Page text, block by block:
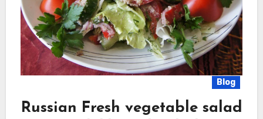
Blog
Russian Fresh vegetable salad